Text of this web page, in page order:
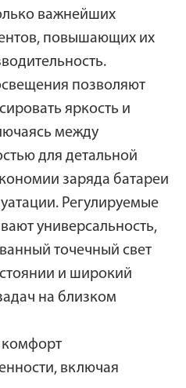
важнейших
повышающих их
позволяют
яркость и
между
для детальной
заряда батареи
Регулируемые
универсальность,
точечный свет
и широкий
на близком
включая